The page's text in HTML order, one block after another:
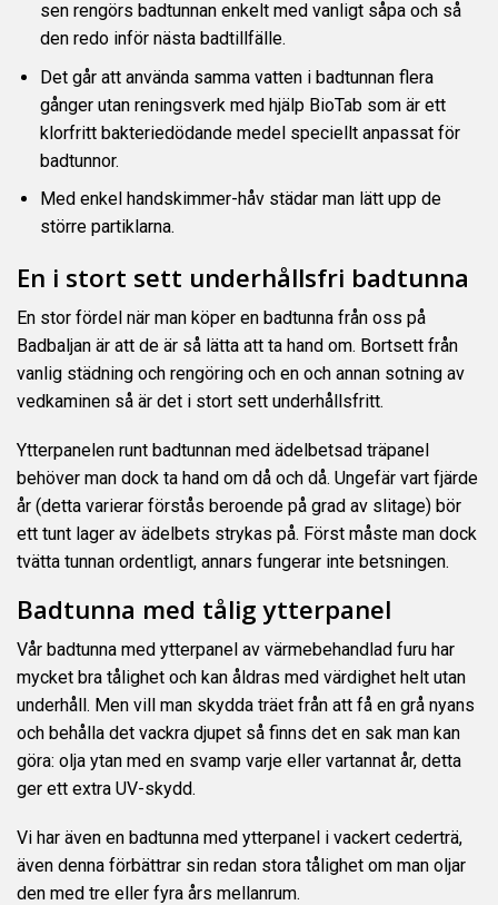
sen rengörs badtunnan enkelt med vanligt såpa och så
den redo inför nästa badtillfälle.
Det går att använda samma vatten i badtunnan flera
gånger utan reningsverk med hjälp BioTabsom är ett
klorfritt bakteriedödande medel speciellt anpassat för
badtunnor.
Med enkel handskimmer-håv städar man lätt upp de
större partiklarna.
En i stort sett underhållsfri badtunna
En stor fördel när man köper en badtunna från oss på
Badbaljan är att de är så lätta att ta hand om. Bortsett från
vanlig städning och rengöring och en och annan sotning av
vedkaminen så är det i stort sett underhållsfritt.
Ytterpanelen runt badtunnan med ädelbetsad träpanel
behöver man dock ta hand om då och då. Ungefär vart fjärde
år (detta varierar förstås beroende på grad av slitage) bör
ett tunt lager av ädelbets strykas på. Först måste man dock
tvätta tunnan ordentligt, annars fungerar inte betsningen.
Badtunna med tålig ytterpanel
Vår badtunna med ytterpanel av värmebehandlad furu har
mycket bra tålighet och kan åldras med värdighet helt utan
underhåll. Men vill man skydda träet från att få en grå nyans
och behålla det vackra djupet så finns det en sak man kan
göra: olja ytan med en svamp varje eller vartannat år, detta
ger ett extra UV-skydd.
Vi har även en badtunna med ytterpanel i vackert cederträ,
även denna förbättrar sin redan stora tålighet om man oljar
den med tre eller fyra års mellanrum.